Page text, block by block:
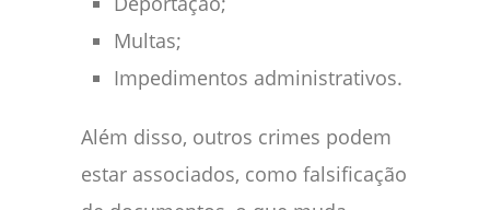
Multas;
Impedimentos administrativos.
Além disso, outros crimes podem
estar associados, como falsificação